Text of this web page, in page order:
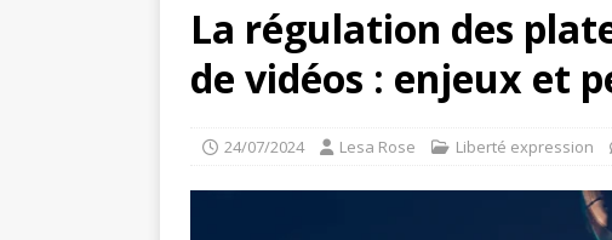
La régulation des
de vidéos : enjeux et
24/07/2024 Lesa Rose Liberté expression